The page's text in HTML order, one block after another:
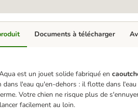
est un jouet solide fabriqué en
dans l'eau qu'en-dehors : il flotte dans
Votre chien ne risque plus de
facilement au loin.
Documents à télécharger